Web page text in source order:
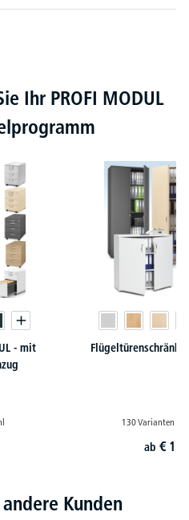
Ihr PROFI MODUL
- mit
Flügeltürenschränke
130 Varianten
ab €
Kunden